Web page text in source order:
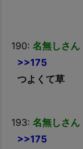
190: 名無しさん
>>175
つよくて草
193: 名無しさん
>>175